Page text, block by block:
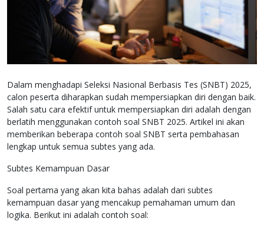
Dalam menghadapi Seleksi Nasional Berbasis Tes (SNBT) 2025,
calon peserta diharapkan sudah mempersiapkan diri dengan baik.
Salah satu cara efektif untuk mempersiapkan diri adalah dengan
berlatih menggunakan contoh soal SNBT 2025. Artikel ini akan
memberikan beberapa contoh soal SNBT serta pembahasan
lengkap untuk semua subtes yang ada.
Subtes Kemampuan Dasar
Soal pertama yang akan kita bahas adalah dari subtes
kemampuan dasar yang mencakup pemahaman umum dan
logika. Berikut ini adalah contoh soal: